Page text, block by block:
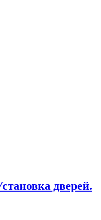
дверей.